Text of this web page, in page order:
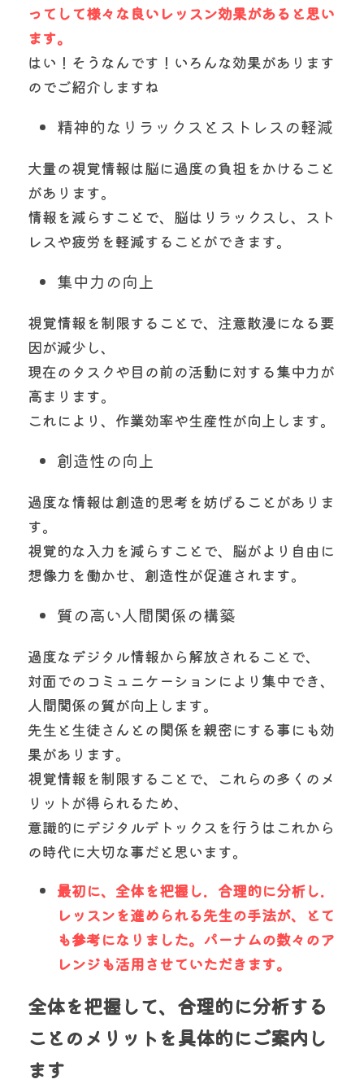
ってして様々な良いレッスン効果があると思い
ます。
はい！そうなんです！いろんな効果があります
のでご紹介しますね
精神的なリラックスとストレスの軽減
大量の視覚情報は脳に過度の負担をかけること
があります。
情報を減らすことで、脳はリラックスし、スト
レスや疲労を軽減することができます。
集中力の向上
視覚情報を制限することで、注意散漫になる要
因が減少し、
現在のタスクや目の前の活動に対する集中力が
高まります。
これにより、作業効率や生産性が向上します。
創造性の向上
過度な情報は創造的思考を妨げることがありま
す。
視覚的な入力を減らすことで、脳がより自由に
想像力を働かせ、創造性が促進されます。
質の高い人間関係の構築
過度なデジタル情報から解放されることで、
対面でのコミュニケーションにより集中でき、
人間関係の質が向上します。
先生と生徒さんとの関係を親密にする事にも効
果があります。
視覚情報を制限することで、これらの多くのメ
リットが得られるため、
意識的にデジタルデトックスを行うはこれから
の時代に大切な事だと思います。
最初に、全体を把握し．合理的に分析し．
レッスンを進められる先生の手法が、とて
も参考になりました。パーナムの数々のア
レンジも活用させていただきます。
全体を把握して、合理的に分析する
ことのメリットを具体的にご案内し
ます